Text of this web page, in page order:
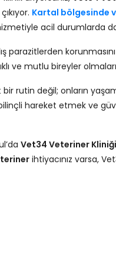
Kartal bölgesinde
acil durumlarda da
parazitlerden
ve mutlu bireyler
rutin değil; onların yaşam
hareket etmek ve
Vet34 Veteriner Kliniği
ihtiyacınız varsa,